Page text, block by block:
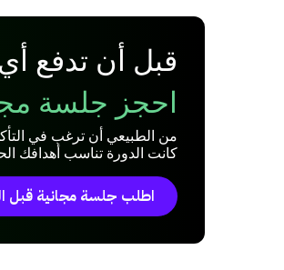
قبل أن تدفع أي
احجز جلسة
من الطبيعي أن ترغب في
كانت الدورة تناسب أهدافك
اطلب جلسة مجانية قبل